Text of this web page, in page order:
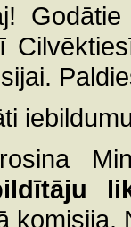
komisija.